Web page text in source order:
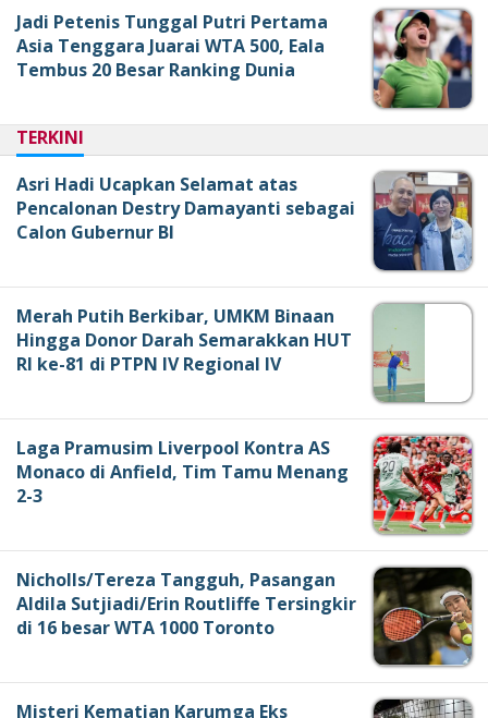
Jadi Petenis Tunggal Putri Pertama
Asia Tenggara Juarai WTA 500, Eala
Tembus 20 Besar Ranking Dunia
TERKINI
Asri Hadi Ucapkan Selamat atas
Pencalonan Destry Damayanti sebagai
Calon Gubernur BI
Merah Putih Berkibar, UMKM Binaan
Hingga Donor Darah Semarakkan HUT
RI ke-81 di PTPN IV Regional IV
Laga Pramusim Liverpool Kontra AS
Monaco di Anfield, Tim Tamu Menang
2-3
Nicholls/Tereza Tangguh, Pasangan
Aldila Sutjiadi/Erin Routliffe Tersingkir
di 16 besar WTA 1000 Toronto
Misteri Kematian Karumga Eks